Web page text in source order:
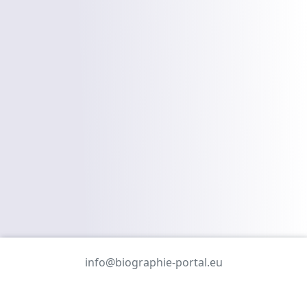
info@biographie-portal.eu